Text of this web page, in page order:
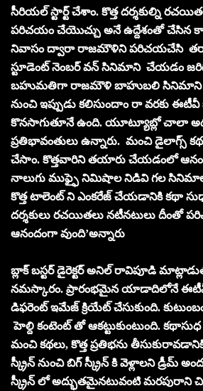
సీరియల్ స్టార్ట్ చేశాం. కొత్త దర్శకుల్ని
పరిచయం చేయొచ్చు అనే ఉద్దేశంతో చేసిన
నివాసం ద్వారా రాజమౌళిని పరిచయచేసి
స్టూడెంట్ నెంబర్ వన్ సినిమాని చేయడం
బహుమతిగా రాజమౌళి బాహుబలి సినిమాని
నుంచి ఇప్పుడు కలిసుందాం రా వరకు
కొనసాగుతూనే ఉంది. యూట్యూబ్లో చాలా
ప్రతిభావంతులు ఉన్నారు. మంచి డైలాగ్స్
చేసాం. కొత్తవారిని తయారు చేయడంలో
నాలుగు ముఫ్ఫై నిమిషాల నిడివి గల
కొత్త టాలెంట్ ని ఎంకరేజ్ చేయడానికి కథా
దర్శకులు రచయితలు నటీనటులు దీంతో
ఆనందంగా వుంది’అన్నారు
బ్లాక్ బస్టర్ డైరెక్టర్ అనిల్ రావిపూడి
నమస్కారం. ప్రారంభమైన యాడాదిలోనే ఈటీవీ
డిఫరెంట్ ఇమేజ్ క్రియేట్ చేసుకుంది.
హెల్ది కంటెంట్ తో ఆకట్టుకుంటుంది.
మంచి కథలు, కొత్త ప్రతిభను
స్క్రీన్ నుంచి బిగ్ స్క్రీన్ కి వెళ్లాలని డ్రీమ్
స్క్రీన్ లో అద్భుతమైనటువంటి మరపురాని